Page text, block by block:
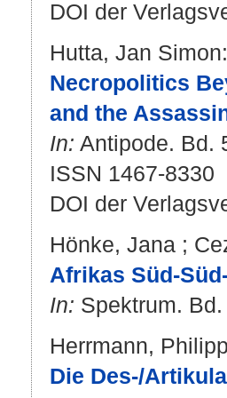
DOI der
Hutta, Jan Simon:
Necropolitics
and the
In: Antipode. Bd.
ISSN 1467-8330
DOI der
Hönke, Jana ;
Afrikas Süd-
In: Spektrum.
Herrmann,
Die Des-/